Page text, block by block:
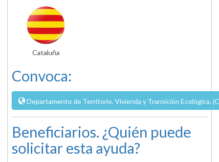
Cataluña
Convoca:
Departamento de Territorio, Vivienda y Transición Ecológica.
Beneficiarios. ¿Quién puede
solicitar esta ayuda?